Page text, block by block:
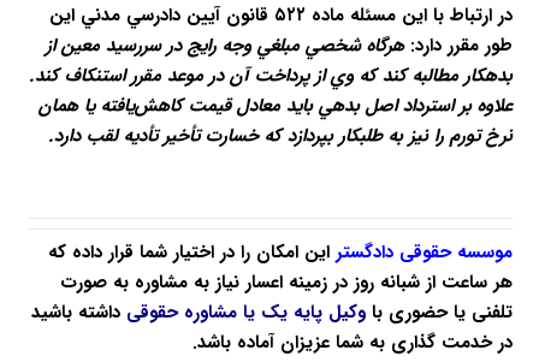
در ارتباط با این مسئله
ماده ۵۲۲ قانون آيين دادرسي مدني این
طور مقرر دارد: هرگاه شخصي مبلغي وجه رايج در سررسيد معين از
بدهكار مطالبه کند که وي از پرداخت آن در موعد مقرر استنکاف کند.
علاوه بر استرداد اصل بدهي بايد معادل قيمت كاهش‌يافته يا همان
نرخ تورم را نيز به طلبكار بپردازد كه خسارت تأخير تأديه لقب دارد.
موسسه حقوقی دادگستر این امکان را در اختیار شما قرار داده که
هر ساعت از شبانه روز در زمینه اعسار نیاز به مشاوره به صورت
تلفنی یا حضوری باوکیل پایه یک یامشاوره حقوقی داشته باشید
در خدمت گذاری به شما عزیزان آماده باشد.